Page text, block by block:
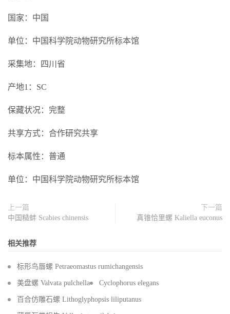
国家：中国
单位：中国科学院动物研究所标本馆
采集地：四川省
产地1：SC
保藏状况：完整
共享方式：合作研究共享
标本属性：普通
单位：中国科学院动物研究所标本馆
上一篇
中国糙蚌 Scabies chinensis
下一篇
真锥恰里螺 Kaliella euconus
相关推荐
标形鸟唇螺 Petraeomastus rumichangensis
美盘螺 Valvata pulchella Cyclophorus elegans
百合仿雕石螺 Lithoglyphopsis liliputanus